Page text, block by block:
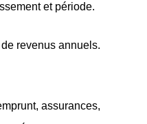
et période.
revenus annuels.
assurances,